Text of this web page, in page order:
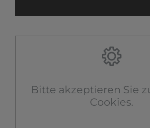
Bitte akzeptieren Sie
Cookies.